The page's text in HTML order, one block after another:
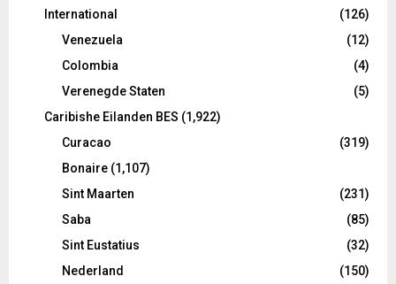
International
(126)
Venezuela
(12)
Colombia
(4)
Verenegde Staten
(5)
Caribishe Eilanden BES (1,922)
Curacao
(319)
Bonaire (1,107)
Sint Maarten
(231)
Saba
(85)
Sint Eustatius
(32)
Nederland
(150)